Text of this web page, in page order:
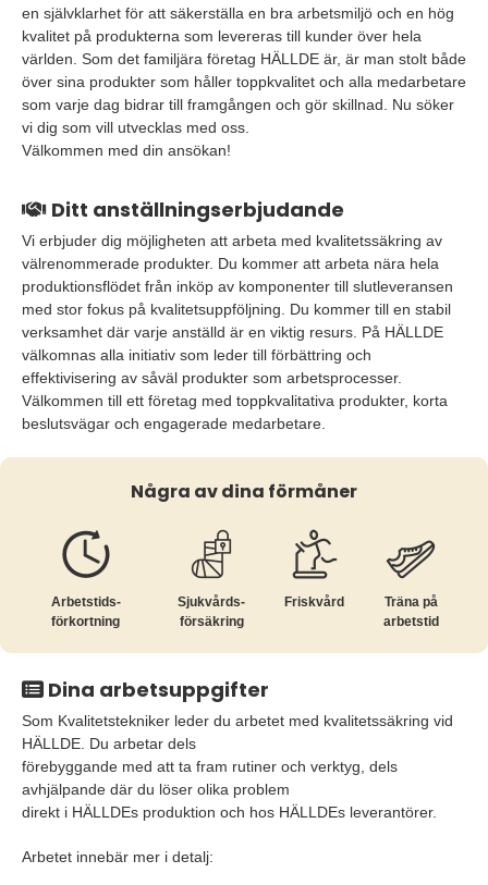
en självklarhet för att säkerställa en bra arbetsmiljö och en hög
kvalitet på produkterna som levereras till kunder över hela
världen. Som det familjära företag HÄLLDE är, är man stolt både
över sina produkter som håller toppkvalitet och alla medarbetare
som varje dag bidrar till framgången och gör skillnad. Nu söker
vi dig som vill utvecklas med oss.
Välkommen med din ansökan!
Ditt anställningserbjudande
Vi erbjuder dig möjligheten att arbeta med kvalitetssäkring av
välrenommerade produkter. Du kommer att arbeta nära hela
produktionsflödet från inköp av komponenter till slutleveransen
med stor fokus på kvalitetsuppföljning. Du kommer till en stabil
verksamhet där varje anställd är en viktig resurs. På HÄLLDE
välkomnas alla initiativ som leder till förbättring och
effektivisering av såväl produkter som arbetsprocesser.
Välkommen till ett företag med toppkvalitativa produkter, korta
beslutsvägar och engagerade medarbetare.
Några av dina förmåner
Arbetstids­
förkortning
Sjukvårds­
försäkring
Friskvård
Träna på
arbetstid
Dina arbetsuppgifter
Som Kvalitetstekniker leder du arbetet med kvalitetssäkring vid
HÄLLDE. Du arbetar dels
förebyggande med att ta fram rutiner och verktyg, dels
avhjälpande där du löser olika problem
direkt i HÄLLDEs produktion och hos HÄLLDEs leverantörer.
Arbetet innebär mer i detalj: